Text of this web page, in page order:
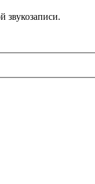
звукозаписи.